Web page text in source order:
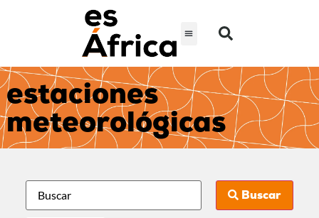
estaciones
meteorológicas
Buscar